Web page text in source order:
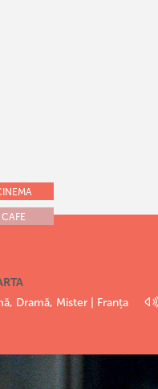
CAFE
Dramă, Mister | Franța